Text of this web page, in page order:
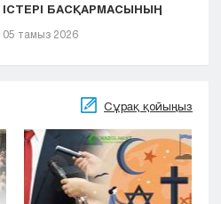
ІСТЕРІ БАСҚАРМАСЫНЫҢ
ТӨР...
05 тамыз 2026
Сұрақ қойыңыз